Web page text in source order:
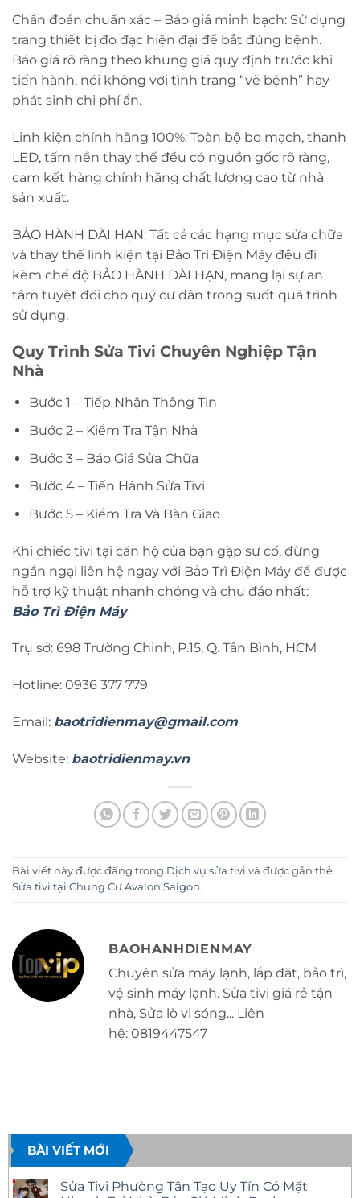
Chẩn đoán chuẩn xác – Báo giá minh bạch: Sử dụng
trang thiết bị đo đạc hiện đại để bắt đúng bệnh.
Báo giá rõ ràng theo khung giá quy định trước khi
tiến hành, nói không với tình trạng “vẽ bệnh” hay
phát sinh chi phí ẩn.
Linh kiện chính hãng 100%: Toàn bộ bo mạch, thanh
LED, tấm nền thay thế đều có nguồn gốc rõ ràng,
cam kết hàng chính hãng chất lượng cao từ nhà
sản xuất.
BẢO HÀNH DÀI HẠN: Tất cả các hạng mục sửa chữa
và thay thế linh kiện tại Bảo Trì Điện Máy đều đi
kèm chế độ BẢO HÀNH DÀI HẠN, mang lại sự an
tâm tuyệt đối cho quý cư dân trong suốt quá trình
sử dụng.
Quy Trình Sửa Tivi Chuyên Nghiệp Tận
Nhà
Bước 1 – Tiếp Nhận Thông Tin
Bước 2 – Kiểm Tra Tận Nhà
Bước 3 – Báo Giá Sửa Chữa
Bước 4 – Tiến Hành Sửa Tivi
Bước 5 – Kiểm Tra Và Bàn Giao
Khi chiếc tivi tại căn hộ của bạn gặp sự cố, đừng
ngần ngại liên hệ ngay với Bảo Trì Điện Máy để được
hỗ trợ kỹ thuật nhanh chóng và chu đáo nhất:
Bảo Trì Điện Máy
Trụ sở: 698 Trường Chinh, P.15, Q. Tân Bình, HCM
Hotline: 0936 377 779
Email: baotridienmay@gmail.com
Website: baotridienmay.vn
Bài viết này được đăng trong Dịch vụ sửa tivi và được gắn thẻ
Sửa tivi tại Chung Cư Avalon Saigon.
BAOHANHDIENMAY
Chuyên sửa máy lạnh, lắp đặt, bảo trì,
vệ sinh máy lạnh. Sửa tivi giá rẻ tận
nhà, Sửa lò vi sóng... Liên
hệ: 0819447547
BÀI VIẾT MỚI
Sửa Tivi Phường Tân Tạo Uy Tín Có Mặt